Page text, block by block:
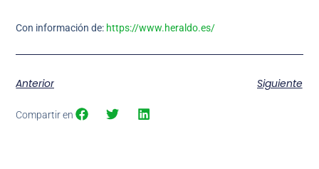
Con información de: https://www.heraldo.es/
Anterior Siguiente
Compartir en